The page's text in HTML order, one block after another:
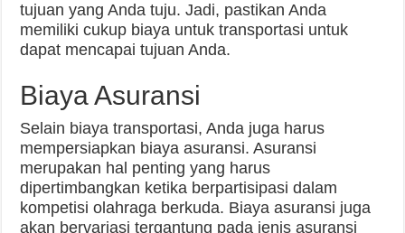
tujuan yang Anda tuju. Jadi, pastikan Anda
memiliki cukup biaya untuk transportasi untuk
dapat mencapai tujuan Anda.
Biaya Asuransi
Selain biaya transportasi, Anda juga harus
mempersiapkan biaya asuransi. Asuransi
merupakan hal penting yang harus
dipertimbangkan ketika berpartisipasi dalam
kompetisi olahraga berkuda. Biaya asuransi juga
akan bervariasi tergantung pada jenis asuransi